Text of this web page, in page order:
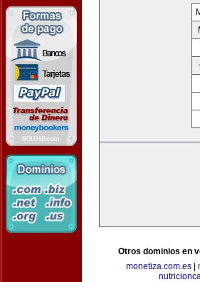
Otros dominios en
monetiza.com.es|